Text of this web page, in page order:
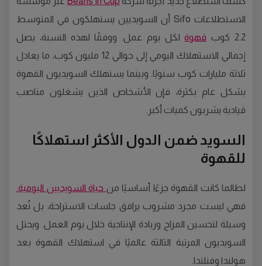
الاستطلاعات Sifo أن السويديين يستهلكون في المتوسط
2.2 كوب
قهوةلكل يوم عمل. ووفقًا لهذه النسبة، يصل
إجمالي الاستهلاك اليومي إلى حوالي 12 مليون كوب، ما يعادل
ثلاثة مليارات كوب سنويًا. وبينما يستهلك السويديون القهوة
بشكل عام بكثرة، فإن الأشخاص الذين يشغلون مناصب
قيادية يشربون كميات أكبر.
السويد ضمن الدول الأكثر استهلاكًا
للقهوة
لطالما كانت القهوة جزءًا أساسيًا من حياة السويديين اليومية.
فهي ليست مجرد مشروب يرافق جلسات الاستراحة، بل تُعد
وسيلة لتحسين المزاج وزيادة الإنتاجية خلال يوم العمل. ويحتل
السويديون المرتبة الثالثة عالميًا في استهلاك القهوة بعد
هولندا وفنلندا.